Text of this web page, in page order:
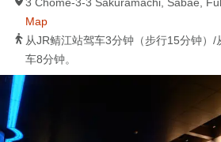
Map
从JR鲭江站驾车3分钟（步行15分钟）/
车8分钟。